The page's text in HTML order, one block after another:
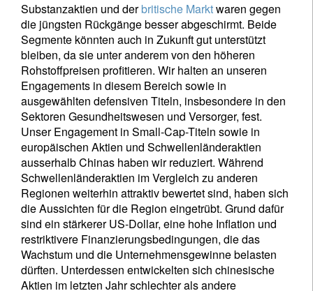
Substanzaktien und derbritische Marktwaren gegen
die jüngsten Rückgänge besser abgeschirmt. Beide
Segmente könnten auch in Zukunft gut unterstützt
bleiben, da sie unter anderem von den höheren
Rohstoffpreisen profitieren. Wir halten an unseren
Engagements in diesem Bereich sowie in
ausgewählten defensiven Titeln, insbesondere in den
Sektoren Gesundheitswesen und Versorger, fest.
Unser Engagement in Small-Cap-Titeln sowie in
europäischen Aktien und Schwellenländeraktien
ausserhalb Chinas haben wir reduziert. Während
Schwellenländeraktien im Vergleich zu anderen
Regionen weiterhin attraktiv bewertet sind, haben sich
die Aussichten für die Region eingetrübt. Grund dafür
sind ein stärkerer US-Dollar, eine hohe Inflation und
restriktivere Finanzierungsbedingungen, die das
Wachstum und die Unternehmensgewinne belasten
dürften. Unterdessen entwickelten sich chinesische
Aktien im letzten Jahr schlechter als andere